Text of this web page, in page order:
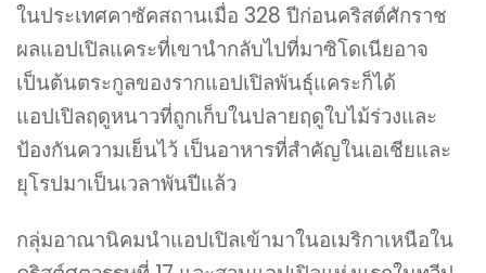
ในประเทศคาซัคสถานเมื่อ 328 ปีก่อนคริสต์ศักราช
ผลแอปเปิลแคระที่เขานำกลับไปที่มาซิโดเนียอาจ
เป็นต้นตระกูลของรากแอปเปิลพันธุ์แคระก็ได้
แอปเปิลฤดูหนาวที่ถูกเก็บในปลายฤดูใบไม้ร่วงและ
ป้องกันความเย็นไว้ เป็นอาหารที่สำคัญในเอเชียและ
ยุโรปมาเป็นเวลาพันปีแล้ว
กลุ่มอาณานิคมนำแอปเปิลเข้ามาในอเมริกาเหนือใน